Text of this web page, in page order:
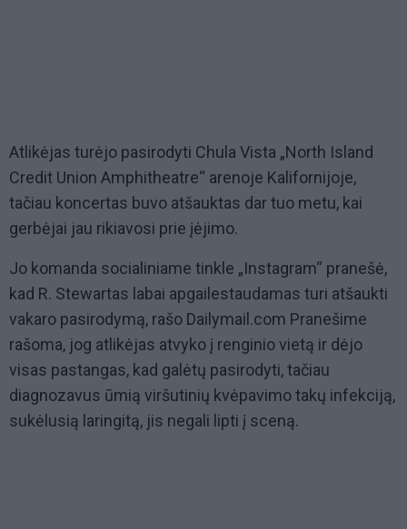
Atlikėjas turėjo pasirodyti Chula Vista „North Island
Credit Union Amphitheatre“ arenoje Kalifornijoje,
tačiau koncertas buvo atšauktas dar tuo metu, kai
gerbėjai jau rikiavosi prie įėjimo.
Jo komanda socialiniame tinkle „Instagram“ pranešė,
kad R. Stewartas labai apgailestaudamas turi atšaukti
vakaro pasirodymą, rašo Dailymail.com Pranešime
rašoma, jog atlikėjas atvyko į renginio vietą ir dėjo
visas pastangas, kad galėtų pasirodyti, tačiau
diagnozavus ūmią viršutinių kvėpavimo takų infekciją,
sukėlusią laringitą, jis negali lipti į sceną.